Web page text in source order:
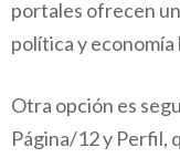
portales ofrecen
política y
Otra opción es
Página/12 y Perfil,